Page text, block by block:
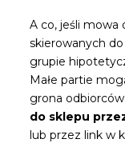
A co, jeśli mowa
skierowanych
grupie
Małe partie
grona
do sklepu
lub przez link w